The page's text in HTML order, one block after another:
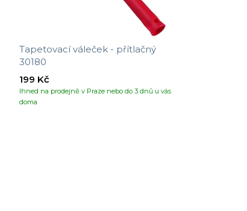
Tapetovací váleček - přítlačný
30180
Ihned na prodejně v Praze nebo do 3 dnů u vás
doma
199 Kč